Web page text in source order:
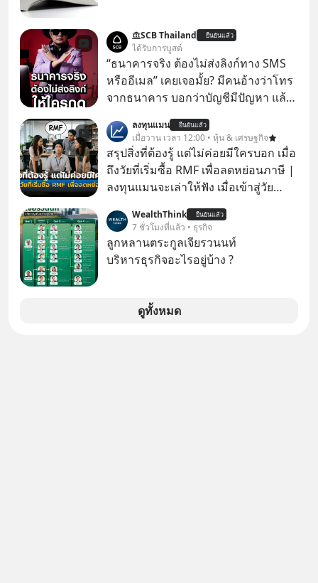
SCB Thailand ยืนยันแล้ว
ได้รับการบูสต์
“ธนาคารจริง ต้องไม่ส่งลิงก์ทาง SMS
หรืออีเมล” เคยเจอมั้ย? มีคนอ้างว่าโทร
จากธนาคาร บอกว่าบัญชีมีปัญหา แล้ว
ทันที มาฟัง “ป้าเก๋าเล่ากลโกง” เพื่อรู้ทัน
มุกหลอกลวงในคราบความน่าเชื่อถือ
กันค่ะ #แก้เกมกลโกง #ป้าเก๋าเล่ากล
โกง #LivesSustainably #อยู่อย่าง
ยั่งยืน #CyberSecurity #ป้าเก๋า
#FraudEducation #FinancialLiteracy
#DigitalBankWithHumanTouch
ลงทุนแมน ยืนยันแล้ว
เมื่อวาน เวลา 12:00 • หุ้น & เศรษฐกิจ
สรุปสิ่งที่ต้องรู้ แต่ไม่ค่อยมีใครบอก เมื่อ
ถึงวัยที่เริ่มซื้อ RMF เพื่อลดหย่อนภาษี |
ลงทุนแมนจะเล่าให้ฟัง เมื่อเข้าสู่วัย
ภาษี หลายคนมักได้รับคำแนะนำให้
ลงทุนใน RMF เพราะนอกจากจะช่วยลด
หย่อนภาษีได้แล้ว ยังเป็นโอกาสในการ
สร้างความมั่งคั่งระยะยาว แต่น้อยคน
อะไรบ้าง ควรดู ตรงไหน ทำอย่างไร ถึง
จะดีกับเรา แล้วเราควรรู้ข้อมูลอะไร
WealthThink ยืนยันแล้ว
7 ชั่วโมงที่แล้ว • ธุรกิจ
ลูกหลานตระกูลเจียรวนนท์
บริหารธุรกิจอะไรอยู่บ้าง ?
ดูทั้งหมด